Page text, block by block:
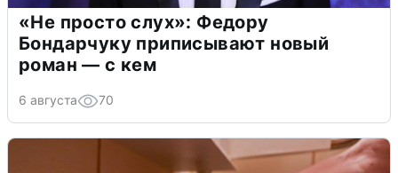
«Не просто слух»: Федору
Бондарчуку приписывают новый
роман — с кем
6 августа 70